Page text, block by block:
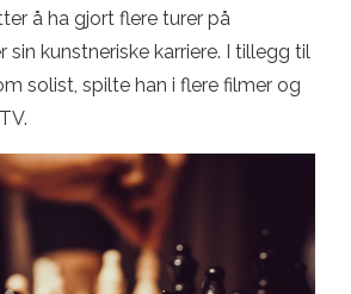
å ha gjort flere turer på
sin kunstneriske karriere. I tillegg til
solist, spilte han i flere filmer og